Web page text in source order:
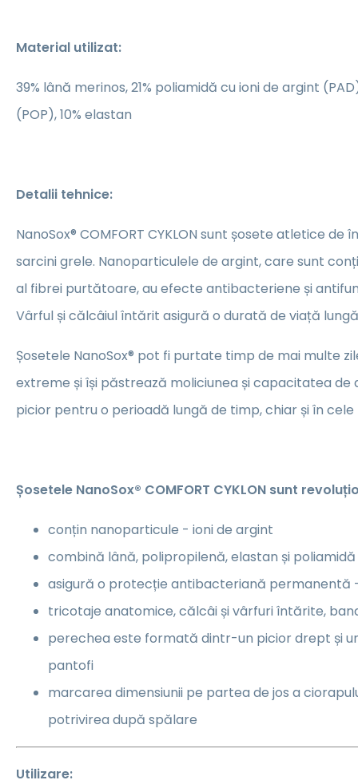
Material utilizat:
39% lână merinos, 21% poliamidă cu ioni de argint
(POP), 10% elastan
Detalii tehnice:
NanoSox® COMFORT CYKLON sunt șosete atletice
sarcini grele. Nanoparticulele de argint, care sunt
al fibrei purtătoare, au efecte antibacteriene și
Vârful și călcâiul întărit asigură o durată de viață
Șosetele NanoSox® pot fi purtate timp de mai multe
extreme și își păstrează moliciunea și capacitatea de
picior pentru o perioadă lungă de timp, chiar și în
Șosetele NanoSox® COMFORT CYKLON sunt
conțin nanoparticule - ioni de argint
combină lână, polipropilenă, elastan și
asigură o protecție antibacteriană permanentă
tricotaje anatomice, călcâi și vârfuri întărite,
perechea este formată dintr-un picior drept și
pantofi
marcarea dimensiunii pe partea de jos a
potrivirea după spălare
Utilizare: